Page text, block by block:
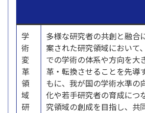
学
術
変
革
領
域
研
多様な研究者の共創と融合
案された研究領域において
での学術の体系や方向を大
革・転換させることを先導
もに、我が国の学術水準の
化や若手研究者の育成につ
究領域の創成を目指し、共